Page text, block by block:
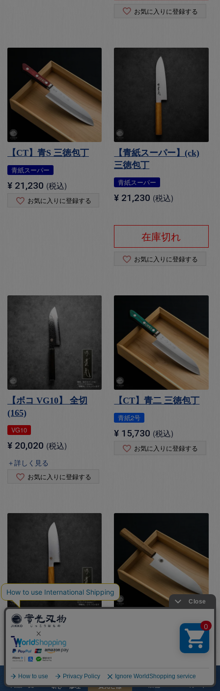
お気に入りに登録する
【CT】青S 三徳包丁
青紙スーパー
¥ 21,230 税込
お気に入りに登録する
【青紙スーパー】(ck)
三徳包丁
青紙スーパー
¥ 21,230 税込
在庫切れ
お気に入りに登録する
【ボコ VG10】 全切
(165)
VG10
¥ 20,020 税込
＋詳しく見る
お気に入りに登録する
【CT】青二 三徳包丁
青紙2号
¥ 15,730 税込
お気に入りに登録する
【ロコ VG10】 全切
VG10
15,620 税込
商品一覧 研ぎ・修理 實光とは 店舗 カート